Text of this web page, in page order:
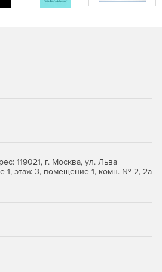
с серверами DDE и
данными с другими
устройствами,
месте, и клиентами
Server обеспечивает
связь в реальном времени
Можно использовать уже
119021, г. Москва, ул. Льва
1, этаж 3, помещение 1, комн. № 2, 2а